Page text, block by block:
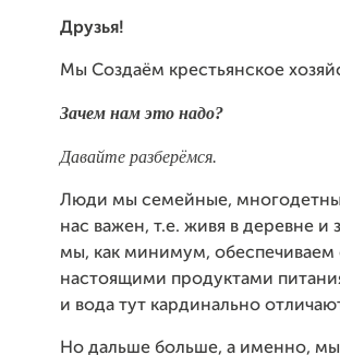
Друзья!
Мы Создаём крестьянское
Зачем нам это надо?
Давайте разберёмся.
Люди мы семейные,
нас важен, т.е. живя в деревне и
мы, как минимум, обеспечиваем
настоящими продуктами
и вода тут кардинально
Но дальше больше, а именно, мы